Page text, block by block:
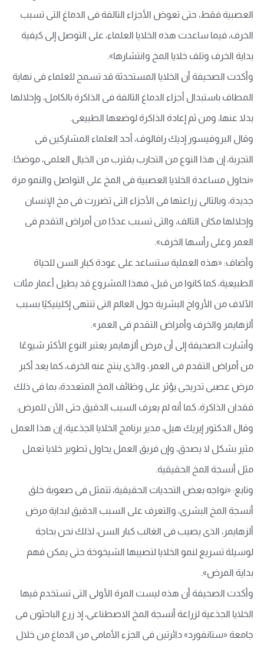
العصبية فقط، حتى تعوض الأجزاء التالفة فى الدماغ التى تسبب
الخرف، فيما ساعدت هذه الخلايا العلماء، على التوصل إلى كيفية
بداية الخرف وتلف خلايا المخ وانتشارها».
وأكدت الصحيفة أن الخلايا المستحدثة قد تسمح للعلماء فى نهاية
المطاف باستبدال أجزاء الدماغ التالفة فى الذاكرة بالكامل، وإحلالها
بدلا عنها، ومن ثم إعادة الذاكرة لوضعها الطبيعى.
وقال البروفيسور إديك رافالوف، أحد العلماء المشاركين فى
التجربة، إن هذا النوع من التجارب يقترب من الخيال العلمى، موضحًا:
«نحاول مساعدة الخلايا العصبية فى المخ على التواصل والنمو مرة
جديدة، وبالتالى زراعتها فى الأجزاء التى تضررت فى مخ الإنسان
وإحلالها مكان التالف، والتى تسبب عددًا من أمراض التقدم فى
العمر وعلى رأسها الخرف».
وأضاف: «هذه العملية ستساعد على عودة كبار السن للحياة
الطبيعية، كما كانوا من قبل، فهذا المشروع قد يطيل أعمار مئات
الآلاف من الأرواح البشرية حول العالم التى تنتهى إكلينيكيًا بسبب
ألزهايمر والخرف وأمراض التقدم فى العمر».
وأشارت الصحيفة إلى أن مرض ألزهايمر يعتبر النوع الأكثر شيوعًا
من أمراض التقدم فى العمر، والذى ينتج عنه الخرف، كما يعد أكبر
مرض عصبى تدريجى يؤثر على وظائف المخ المتعددة، بما فى ذلك
فقدان الذاكرة، كما أنه لم يعرف السبب الدقيق حتى الآن للمرض.
وقال الدكتور إيريك هيل، مدير برنامج الخلايا الجذعية، إن هذا العمل
مثير بشكل لا يصدق، وإن فريق العمل يحاول تطوير خلايا تعمل
مثل أنسجة المخ الحقيقية.
وتابع: «نواجه بعض التحديات الحقيقية، تتمثل فى صعوبة خلق
أنسجة المخ البشرى، والتعرف على السبب الدقيق لبداية مرض
ألزهايمر، الذى يصيب فى الغالب كبار السن، لذلك نحن بحاجة
لوسيلة تسريع لنمو الخلايا لتصيبها الشيخوخة حتى يمكن فهم
بداية المرض».
وأكدت الصحيفة أن هذه ليست المرة الأولى التى تستخدم فيها
الخلايا الجذعية لزراعة أنسجة المخ الاصطناعى، إذ زرع الباحثون فى
جامعة «ستانفورد» دائرتين فى الجزء الأمامى من الدماغ من خلال